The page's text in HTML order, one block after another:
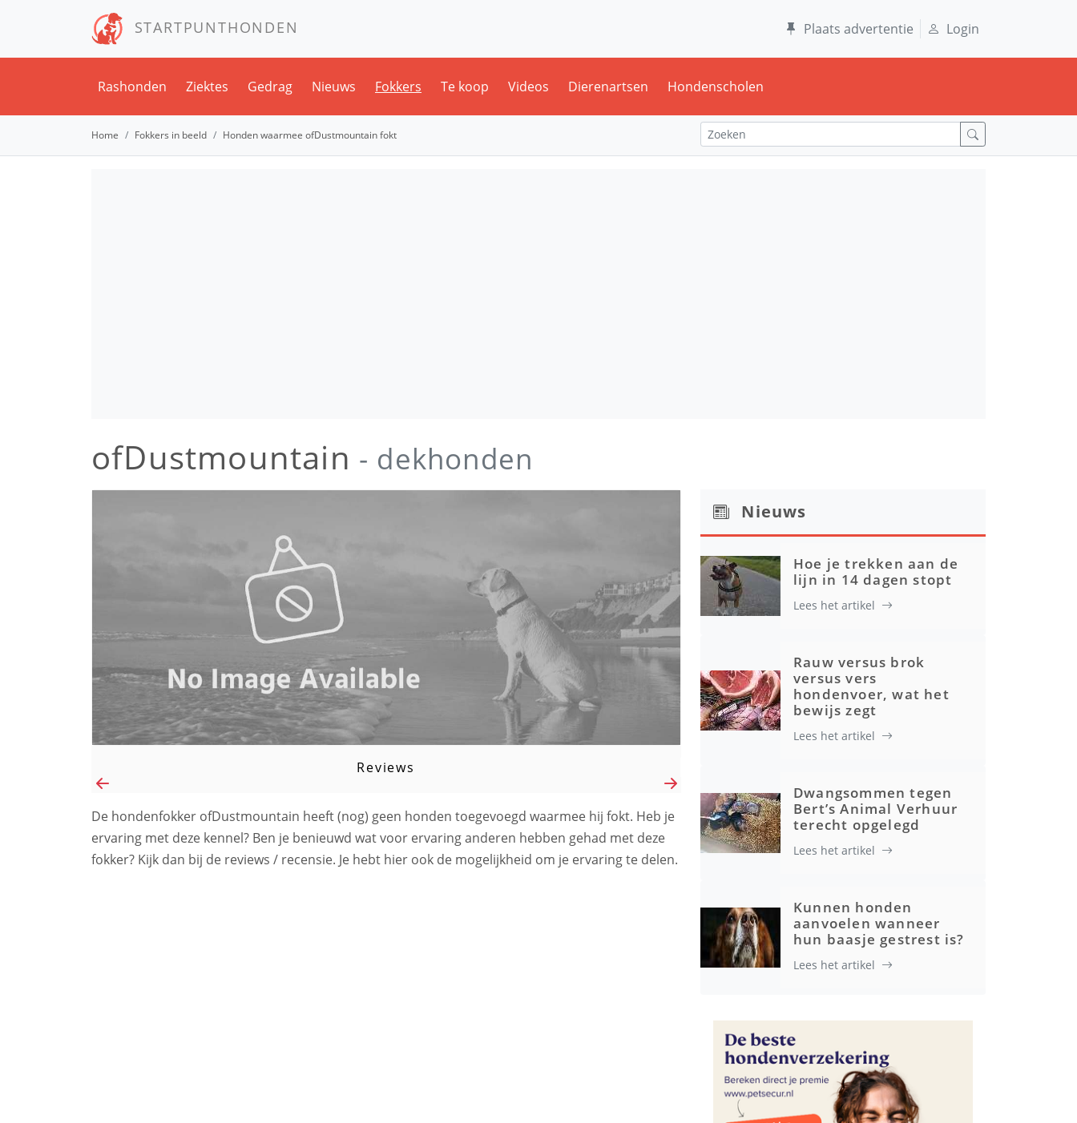
STARTPUNTHONDEN Plaats advertentie Login
Rashonden Ziektes Gedrag Nieuws Fokkers Te koop Videos Dierenartsen Hondenscholen
Home Fokkers in beeld Honden waarmee ofDustmountain fokt
ofDustmountain - dekhonden
Reviews
De hondenfokker ofDustmountain heeft (nog) geen honden toegevoegd waarmee hij fokt. Heb je
ervaring met deze kennel? Ben je benieuwd wat voor ervaring anderen hebben gehad met deze
fokker? Kijk dan bij de reviews / recensie. Je hebt hier ook de mogelijkheid om je ervaring te delen.
Nieuws
Hoe je trekken aan de
lijn in 14 dagen stopt
Lees het artikel
Rauw versus brok
versus vers
hondenvoer, wat het
bewijs zegt
Lees het artikel
Dwangsommen tegen
Bert’s Animal Verhuur
terecht opgelegd
Lees het artikel
Kunnen honden
aanvoelen wanneer
hun baasje gestrest is?
Lees het artikel